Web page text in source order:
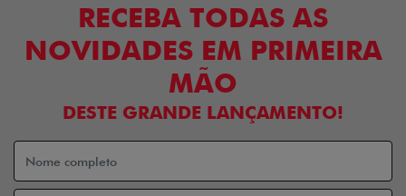
RECEBA TODAS AS
NOVIDADES EM PRIMEIRA
MÃO
DESTE GRANDE LANÇAMENTO!